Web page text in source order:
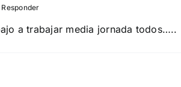
a trabajar media jornada todos…..